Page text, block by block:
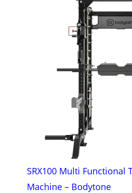
SRX100 Multi Functional
Machine – Bodytone